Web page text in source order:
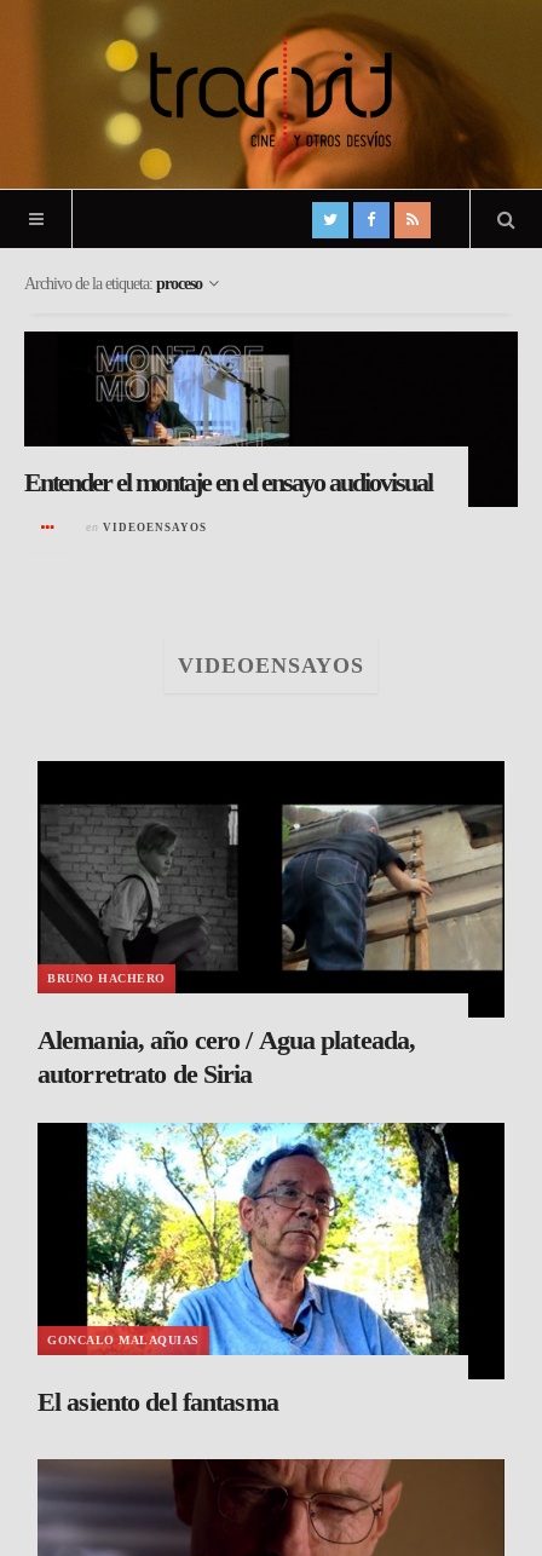
Archivo de la etiqueta: proceso
Entender el montaje en el ensayo audiovisual
en VIDEOENSAYOS
VIDEOENSAYOS
BRUNO HACHERO
Alemania, año cero / Agua plateada,
autorretrato de Siria
GONCALO MALAQUIAS
El asiento del fantasma